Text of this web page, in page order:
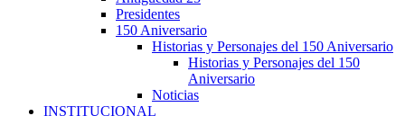
Presidentes
150 Aniversario
Historias y Personajes del 150 Aniversario
Historias y Personajes del 150
Aniversario
Noticias
INSTITUCIONAL